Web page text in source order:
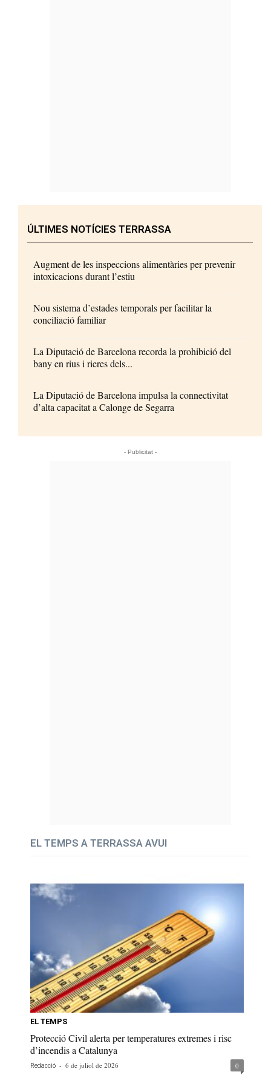
ÚLTIMES NOTÍCIES TERRASSA
Augment de les inspeccions alimentàries per prevenir
intoxicacions durant l’estiu
Nou sistema d’estades temporals per facilitar la
conciliació familiar
La Diputació de Barcelona recorda la prohibició del
bany en rius i rieres dels...
La Diputació de Barcelona impulsa la connectivitat
d’alta capacitat a Calonge de Segarra
- Publicitat -
EL TEMPS A TERRASSA AVUI
EL TEMPS
Protecció Civil alerta per temperatures extremes i risc
d’incendis a Catalunya
Redacció - 6 de juliol de 2026 0